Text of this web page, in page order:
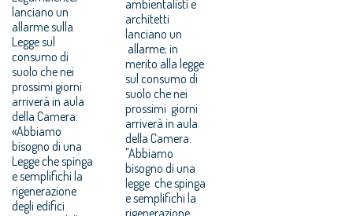
lanciano un
allarme‎ sulla
Legge sul
consumo di
suolo che nei
prossimi giorni
arriverà in aula
della Camera:
«Abbiamo
bisogno di una
Legge che spinga
e semplifichi la
rigenerazione
degli edifici
ambientalisti e
architetti
lanciano un
allarme; in
merito alla legge
sul consumo di
suolo che nei
prossimi giorni
arriverà in aula
della Camera.
"Abbiamo
bisogno di una
legge che spinga
e semplifichi la
rigenerazione